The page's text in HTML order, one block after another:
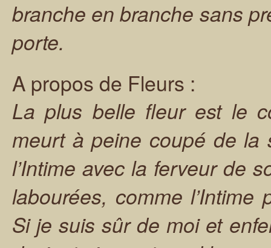
branche en branche sans
porte.
A propos de Fleurs :
La plus belle fleur est le
meurt à peine coupé de la
l’Intime avec la ferveur de
labourées, comme
Si je suis sûr de moi et